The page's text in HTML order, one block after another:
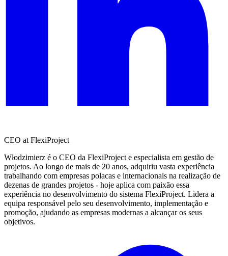
CEO at FlexiProject
Włodzimierz é o CEO da FlexiProject e especialista em gestão de
projetos. Ao longo de mais de 20 anos, adquiriu vasta experiência
trabalhando com empresas polacas e internacionais na realização de
dezenas de grandes projetos - hoje aplica com paixão essa
experiência no desenvolvimento do sistema FlexiProject. Lidera a
equipa responsável pelo seu desenvolvimento, implementação e
promoção, ajudando as empresas modernas a alcançar os seus
objetivos.